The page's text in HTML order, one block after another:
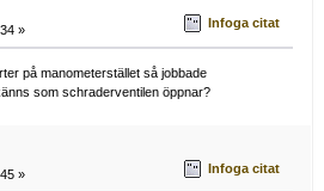
» Infoga citat
på manometerstället så jobbade
som schraderventilen öppnar?
» Infoga citat